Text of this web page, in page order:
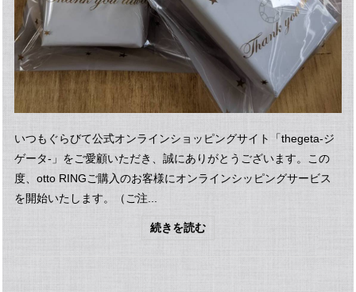
いつもぐらびて公式オンラインショッピングサイト「thegeta-ジ
ゲータ-」をご愛顧いただき、誠にありがとうございます。この
度、otto RINGご購入のお客様にオンラインシッピングサービス
を開始いたします。（ご注...
続きを読む